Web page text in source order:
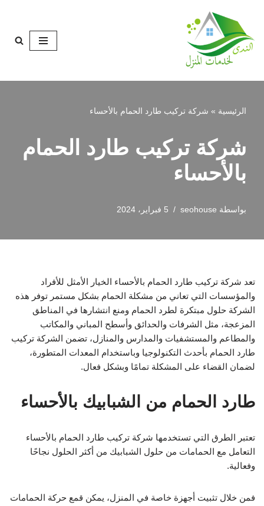
تخطى
إلى
المحتوى
الرئيسية » شركة تركيب طارد الحمام بالأحساء
شركة تركيب طارد الحمام
بالأحساء
بواسطة seohouse 5 فبراير، 2024
تعد شركة تركيب طارد الحمام بالأحساء الخيار الأمثل للأفراد
والمؤسسات التي تعاني من مشكلة الحمام بشكل مستمر توفر هذه
الشركة حلول مبتكرة لطرد الحمام ومنع انتشارها في المناطق
المزعجة، مثل الشرفات والحدائق وأسطح المباني والمكاتب
والمطاعم والمستشفيات والمدارس والمنازل، تضمن الشركة تركيب
طارد الحمام بأحدث التكنولوجيا وباستخدام المعدات المتطورة،
لضمان القضاء على المشكلة تمامًا وبشكل فعال.
طارد الحمام من الشبابيك بالأحساء
تعتبر الطرق التي تستخدمها شركة تركيب طارد الحمام بالأحساء
التعامل مع الحمامات من حلول الشبابيك من أكثر الحلول نجاحًا
وفعالية.
فمن خلال تثبيت أجهزة خاصة في المنزل، يمكن قمع حركة الحمامات